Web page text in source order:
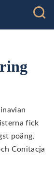
fick
poäng,
Conitacja